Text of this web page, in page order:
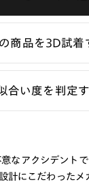
商品を3D試着
合い度を判定
なアクシデント
計にこだわったメ